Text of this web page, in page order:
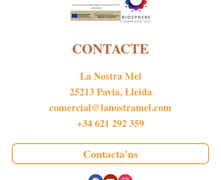
CONTACTE
La Nostra Mel
25213 Pavia, Lleida
comercial@lanostramel.com
+34 621 292 359
Contacta'ns